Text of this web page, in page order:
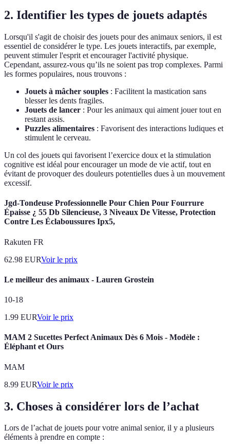
2. Identifier les types de jouets adaptés
Lorsqu'il s'agit de choisir des jouets pour des animaux seniors, il est
essentiel de considérer le type. Les jouets interactifs, par exemple,
peuvent stimuler l'esprit et encourager l'activité physique.
Cependant, assurez-vous qu’ils ne soient pas trop complexes. Parmi
les formes populaires, nous trouvons :
Jouets à mâcher souples : Facilitent la mastication sans
blesser les dents fragiles.
Jouets de lancer : Pour les animaux qui aiment jouer tout en
restant assis.
Puzzles alimentaires : Favorisent des interactions ludiques et
stimulent le cerveau.
Un col des jouets qui favorisent l’exercice doux et la stimulation
cognitive est idéal pour encourager un mode de vie actif, tout en
évitant de provoquer des douleurs potentielles dues à un mouvement
excessif.
Jgd-Tondeuse Professionnelle Pour Chien Pour Fourrure
Épaisse ¿ 55 Db Silencieuse, 3 Niveaux De Vitesse, Protection
Contre Les Éclaboussures Ipx5,
Rakuten FR
62.98 EURVoir le prix
Le meilleur des animaux - Lauren Grostein
10-18
1.99 EURVoir le prix
MAM 2 Sucettes Perfect Animaux Dès 6 Mois - Modèle :
Éléphant et Ours
MAM
8.99 EURVoir le prix
3. Choses à considérer lors de l’achat
Lors de l’achat de jouets pour votre animal senior, il y a plusieurs
éléments à prendre en compte :